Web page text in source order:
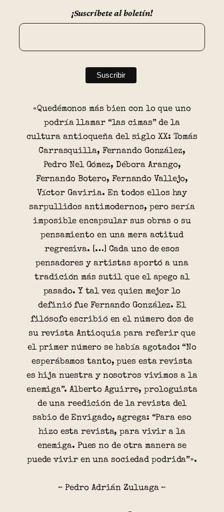
¡Suscríbete al boletín!
«Quedémonos más bien con lo que uno
podría llamar “las cimas” de la
cultura antioqueña del siglo XX: Tomás
Carrasquilla, Fernando González,
Pedro Nel Gómez, Débora Arango,
Fernando Botero, Fernando Vallejo,
Víctor Gaviria. En todos ellos hay
sarpullidos antimodernos, pero sería
imposible encapsular sus obras o su
pensamiento en una mera actitud
regresiva. […] Cada uno de esos
pensadores y artistas aportó a una
tradición más sutil que el apego al
pasado. Y tal vez quien mejor lo
definió fue Fernando González. El
filósofo escribió en el número dos de
su revista Antioquia para referir que
el primer número se había agotado: “No
esperábamos tanto, pues esta revista
es hija nuestra y nosotros vivimos a la
enemiga”. Alberto Aguirre, prologuista
de una reedición de la revista del
sabio de Envigado, agrega: “Para eso
hizo esta revista, para vivir a la
enemiga. Pues no de otra manera se
puede vivir en una sociedad podrida”».
~ Pedro Adrián Zuluaga ~